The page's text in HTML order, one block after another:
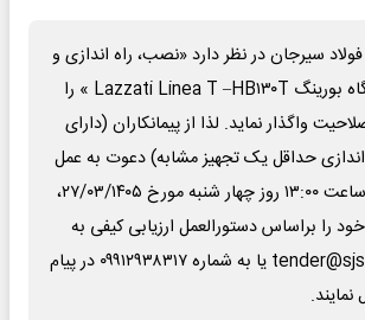
سیرجان در نظر دارد «نصب، راه اندازی و
آموزش کامل دستگاه بورینگ Lazzati Linea T –HB۱۳۰T » را
واگذار نماید. لذا از پیمانکاران (دارای
اندازی حداقل یک تجهیز مشابه) دعوت به عمل
می آید حداکثر تا ساعت ۱۳:۰۰ روز چهار شنبه مورخ ۲۷/۰۳/۱۴۰۵،
خود را براساس دستورالعمل ارزیابی کیفی به
آدرس ایمیل tender@sjsco.ir یا به شماره ۰۹۹۱۲۹۳۸۳۱۷ در پیام